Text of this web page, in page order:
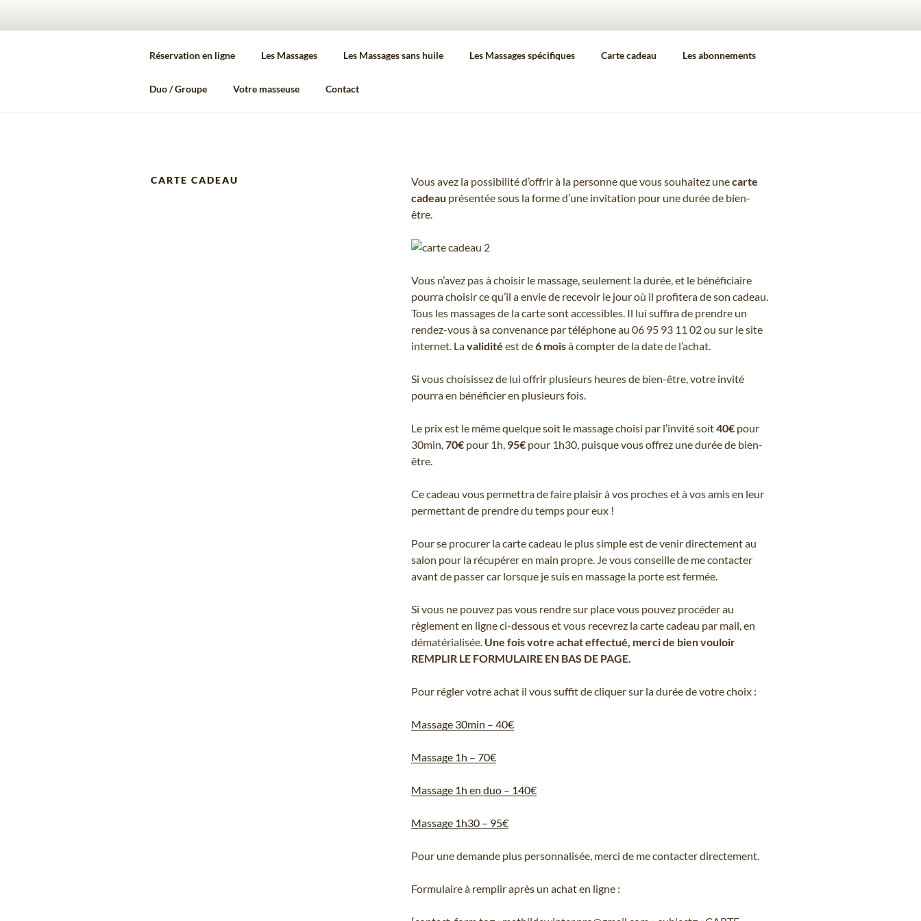
MASSAGE TIME
Réservation en ligne Les Massages Les Massages sans huile Les Massages spécifiques Carte cadeau Les abonnements
Duo / Groupe Votre masseuse Contact
CARTE CADEAU Vous avez la possibilité d’offrir à la personne que vous souhaitez unecarte
cadeau présentée sous la forme d’une invitation pour une durée de bien-
être.
Vous n’avez pas à choisir le massage, seulement la durée, et le bénéficiaire
pourra choisir ce qu’il a envie de recevoir le jour où il profitera de son cadeau.
Tous les massages de la carte sont accessibles. Il lui suffira de prendre un
rendez-vous à sa convenance par téléphone au 06 95 93 11 02 ou sur le site
internet. Lavalidité est de6 moisà compter de la date de l’achat.
Si vous choisissez de lui offrir plusieurs heures de bien-être, votre invité
pourra en bénéficier en plusieurs fois.
Le prix est le même quelque soit le massage choisi par l’invité soit40€pour
30min,70€pour 1h, 95€pour 1h30, puisque vous offrez une durée de bien-
être.
Ce cadeau vous permettra de faire plaisir à vos proches et à vos amis en leur
permettant de prendre du temps pour eux !
Pour se procurer la carte cadeau le plus simple est de venir directement au
salon pour la récupérer en main propre. Je vous conseille de me contacter
avant de passer car lorsque je suis en massage la porte est fermée.
Si vous ne pouvez pas vous rendre sur place vous pouvez procéder au
règlement en ligne ci-dessous et vous recevrez la carte cadeau par mail, en
dématérialisée. Une fois votre achat effectué, merci de bien vouloir
REMPLIR LE FORMULAIRE EN BAS DE PAGE.
Pour régler votre achat il vous suffit de cliquer sur la durée de votre choix :
Massage 30min – 40€
Massage 1h – 70€
Massage 1h en duo – 140€
Massage 1h30 – 95€
Pour une demande plus personnalisée, merci de me contacter directement.
Formulaire à remplir après un achat en ligne :